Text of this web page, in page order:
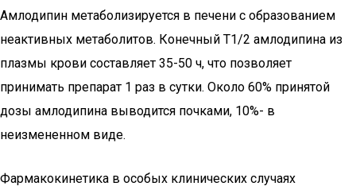
Амлодипин метаболизируется в печени с образованием
неактивных метаболитов. Конечный T1/2 амлодипина из
плазмы крови составляет 35-50 ч, что позволяет
принимать препарат 1 раз в сутки. Около 60% принятой
дозы амлодипина выводится почками, 10%- в
неизмененном виде.
Фармакокинетика в особых клинических случаях